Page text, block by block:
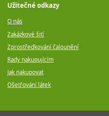
Užitečné odkazy
O nás
Zakázkové šití
Zprostředkování čalounění
Rady nakupujícím
Jak nakupovat
Ošetřování látek